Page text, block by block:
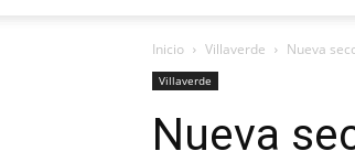
Inicio Villaverde Nueva
Villaverde
Nueva